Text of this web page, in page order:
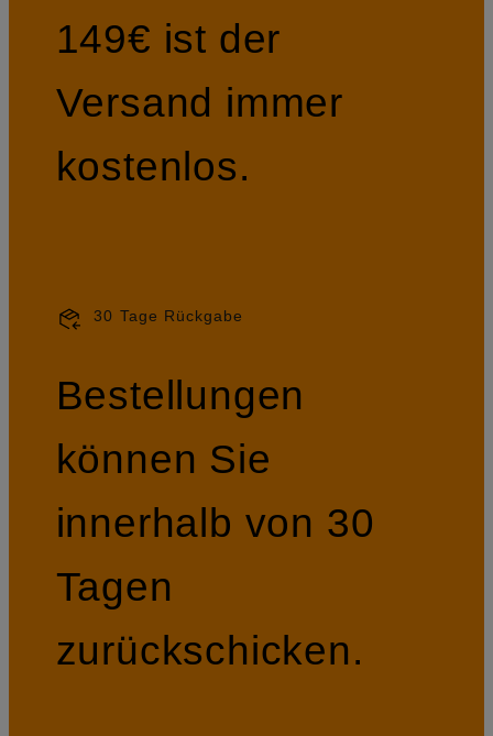
149€ ist der
Versand immer
kostenlos.
30 Tage Rückgabe
Bestellungen
können Sie
innerhalb von 30
Tagen
zurückschicken.